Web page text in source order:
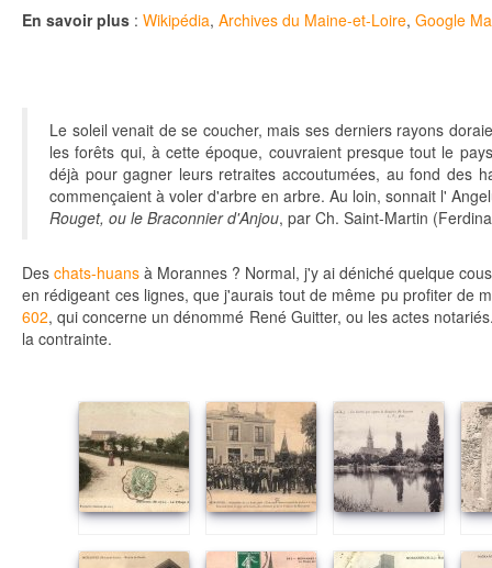
En savoir plus : Wikipédia, Archives du Maine-et-Loire, Google
Le soleil venait de se coucher, mais ses derniers rayons
les forêts qui, à cette époque, couvraient presque tout le
déjà pour gagner leurs retraites accoutumées, au fond des
commençaient à voler d'arbre en arbre. Au loin, sonnait l'
Rouget, ou le Braconnier d'Anjou, par Ch. Saint-Martin
Des chats-huans à Morannes ? Normal, j'y ai déniché quelque
en rédigeant ces lignes, que j'aurais tout de même pu profiter de
602, qui concerne un dénommé René Guitter, ou les actes
la contrainte.